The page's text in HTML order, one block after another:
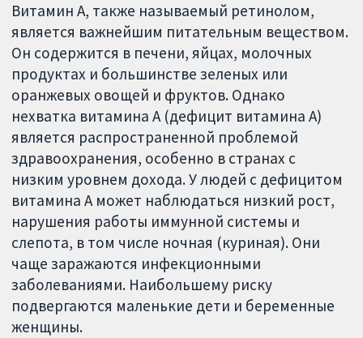
Витамин А, также называемый ретинолом,
является важнейшим питательным веществом.
Он содержится в печени, яйцах, молочных
продуктах и большинстве зеленых или
оранжевых овощей и фруктов. Однако
нехватка витамина А (дефицит витамина А)
является распространенной проблемой
здравоохранения, особенно в странах с
низким уровнем дохода. У людей с дефицитом
витамина А может наблюдаться низкий рост,
нарушения работы иммунной системы и
слепота, в том числе ночная (куриная). Они
чаще заражаются инфекционными
заболеваниями. Наибольшему риску
подвергаются маленькие дети и беременные
женщины.